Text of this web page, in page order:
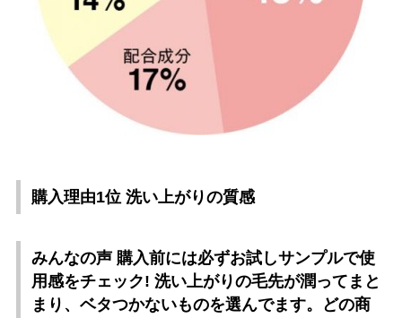
購入理由1位 洗い上がりの質感
みんなの声 購入前には必ずお試しサンプルで使
用感をチェック! 洗い上がりの毛先が潤ってまと
まり、ベタつかないものを選んでます。どの商